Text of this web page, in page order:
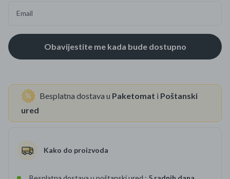
Email
Besplatna dostava u Paketomat i Poštanski
ured
Kako do proizvoda